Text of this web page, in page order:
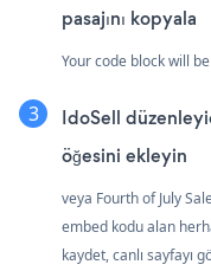
pasajını kopyala
Your code block will
IdoSell
öğesini ekleyin
veya Fourth of July
embed kodu alan
kaydet, canlı sayfayı